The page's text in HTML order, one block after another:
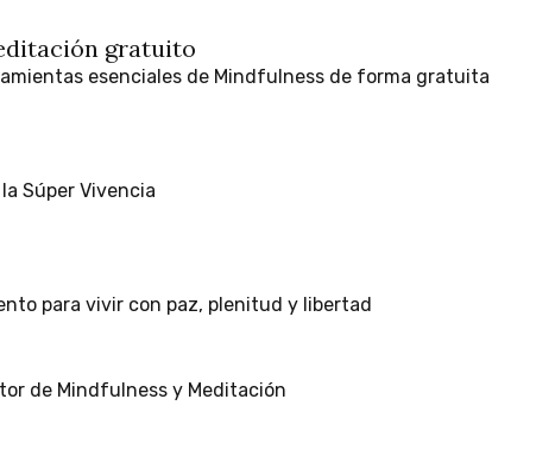
gratuito
esenciales de Mindfulness de forma gratuita
la Súper Vivencia
para vivir con paz, plenitud y libertad
de Mindfulness y Meditación